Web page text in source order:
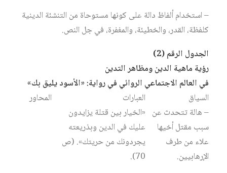
– استخدام ألفاظ دالة على كونها مستوحاة من التنشئة الدينية
كلفظة، القدر، والخطيئة، والمغفرة، في جل النص.
الجدول الرقم (2)
رؤية ماهية الدين ومظاهر التدين
في العالم الاجتماعي الروائي في رواية: «الأسود يليق بك»
السياق
العبارات
المحاور
– هالة تتحدث عن
سبب مقتل أخيها
علاء من طرف
الإرهابيين.
«الخيار بين قتلة يزايدون
عليك في الدين وبذريعته
يجردونك من حريتك». (ص
70).